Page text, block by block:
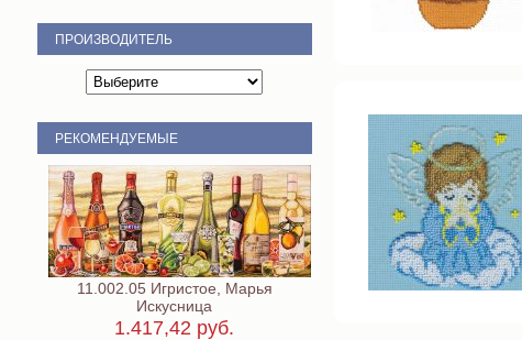
ПРОИЗВОДИТЕЛЬ
РЕКОМЕНДУЕМЫЕ
11.002.05 Игристое, Марья
Искусница
1.417,42 руб.